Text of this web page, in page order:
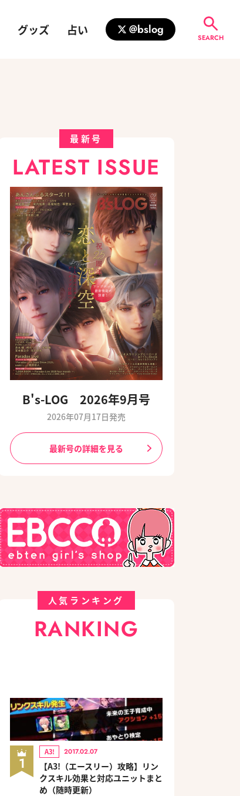
グッズ 占い @bslog
SEARCH
最新号
LATEST ISSUE
B's-LOG 2026年9月号
2026年07月17日発売
最新号の詳細を見る
人気ランキング
RANKING
1
A3! 2017.02.07
【A3!（エースリー）攻略】リン
クスキル効果と対応ユニットまと
め（随時更新）